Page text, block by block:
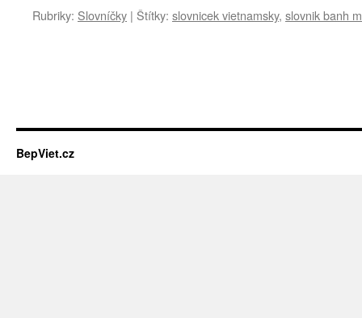
Rubriky: Slovníčky | Štítky: slovnicek vietnamsky, slovnik banh
BepViet.cz